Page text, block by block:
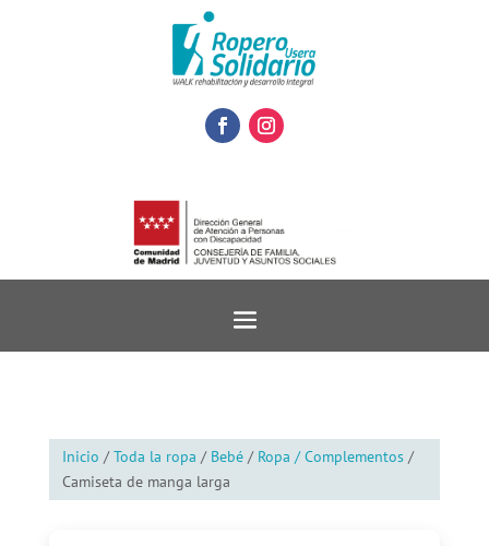
Inicio /Toda la ropa / Bebé/ Ropa / Complementos/
Camiseta de manga larga